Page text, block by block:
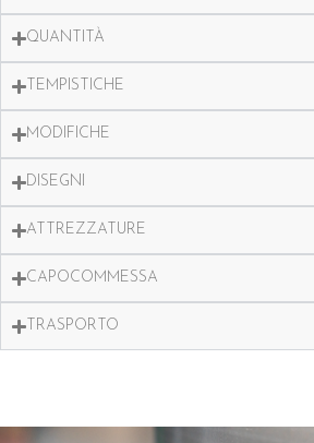
QUANTITÀ
TEMPISTICHE
MODIFICHE
DISEGNI
ATTREZZATURE
CAPOCOMMESSA
TRASPORTO